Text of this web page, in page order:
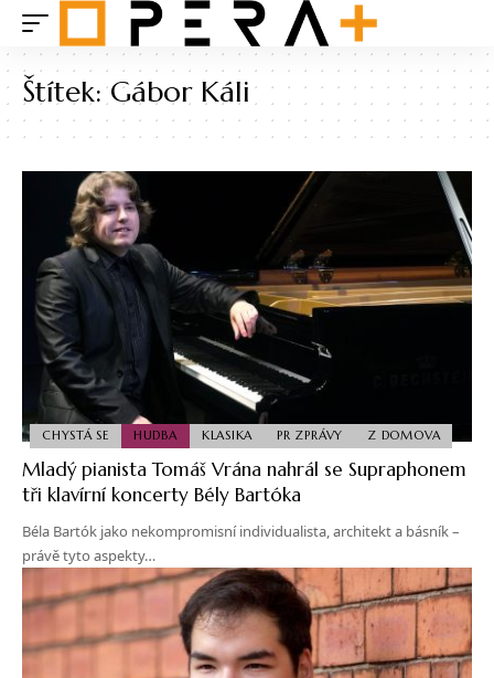
Štítek:Gábor Káli
CHYSTÁ SE HUDBA KLASIKA PR ZPRÁVY Z DOMOVA
Mladý pianista Tomáš Vrána nahrál se Supraphonem
tři klavírní koncerty Bély Bartóka
Béla Bartók jako nekompromisní individualista, architekt a básník –
právě tyto aspekty…